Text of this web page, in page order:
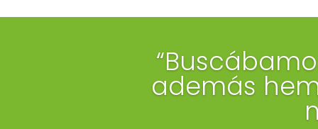
además